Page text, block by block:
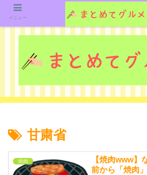
グルメ関連のいろいろなニューススレッドを紹介し
す）
甘粛省
焼肉
【焼肉www】
前から「焼肉
メニュー